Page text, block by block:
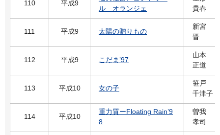
110 平成9
ル オランジェ
貴春
111 平成9 太陽の贈りもの
新宮
晋
112 平成9 こだま’97
山本
正道
113 平成10 女の子
笹戸
千津子
114 平成10
重力質ーFloating Rain’9
8
曽我
孝司